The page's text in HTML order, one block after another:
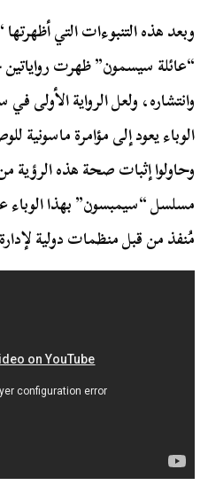
وبعد هذهالتنبوءاتالتي
“عائلة سيسمون” ظهرترواياتين
وانتشاره، ولعل الرواية الأولى
الوباء يعود إلى مؤامرة ماسونية
وحاولوا إثبات صحة هذه الرؤية
مسلسل “سيمبسون” بهذا الوباء
مُنفذ من قبل منظمات دولية